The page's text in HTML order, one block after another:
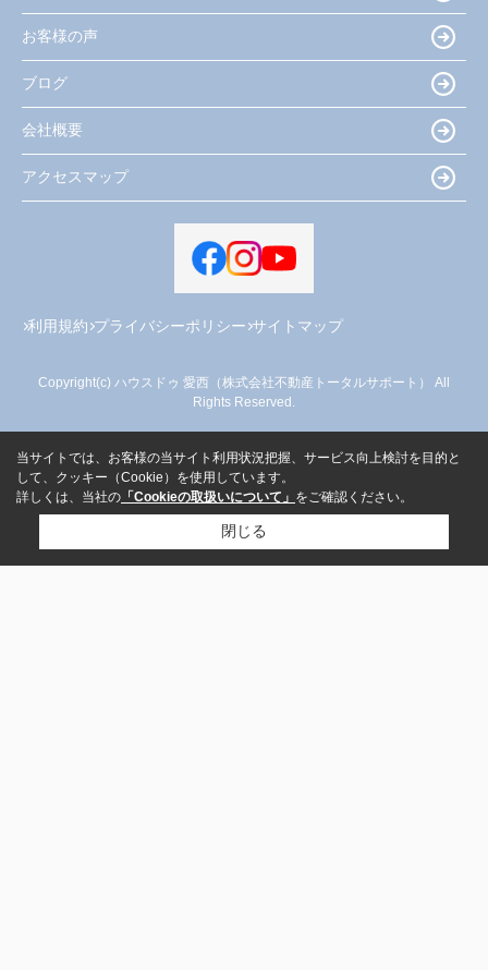
お客様の声
ブログ
会社概要
アクセスマップ
利用規約 プライバシーポリシー サイトマップ
Copyright(c) ハウスドゥ 愛西（株式会社不動産トータルサポート） All
Rights Reserved.
当サイトでは、お客様の当サイト利用状況把握、サービス向上検討を目的と
して、クッキー（Cookie）を使用しています。
詳しくは、当社の 「Cookieの取扱いについて」 をご確認ください。
閉じる